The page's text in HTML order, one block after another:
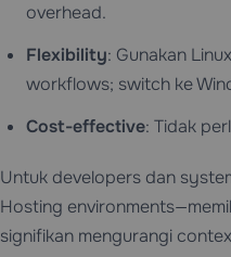
overhead.
Flexibility: Gunakan
workflows; switch ke
Cost-effective: Tidak
Untuk developers dan
Hosting
signifikan mengurangi